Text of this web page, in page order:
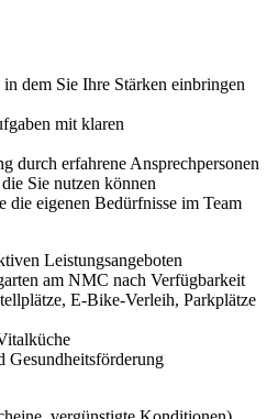
dem Sie Ihre Stärken einbringen
mit klaren
durch erfahrene Ansprechpersonen
Sie nutzen können
die eigenen Bedürfnisse im Team
Leistungsangeboten
am NMC nach Verfügbarkeit
E-Bike-Verleih, Parkplätze
Gesundheitsförderung